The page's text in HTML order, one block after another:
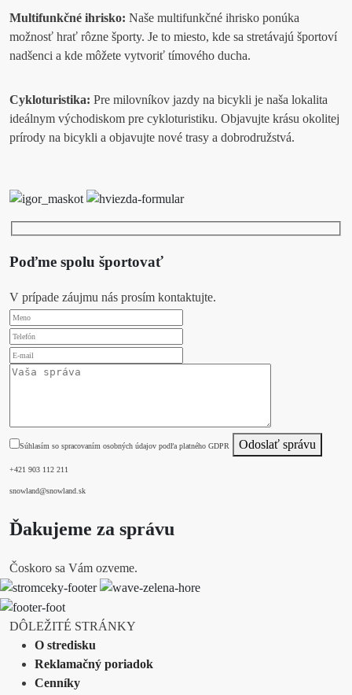
Multifunkčné ihrisko: Naše multifunkčné ihrisko ponúka
možnosť hrať rôzne športy. Je to miesto, kde sa stretávajú športoví
nadšenci a kde môžete vytvoriť tímového ducha.
Cykloturistika: Pre milovníkov jazdy na bicykli je naša lokalita
ideálnym východiskom pre cykloturistiku. Objavujte krásu okolitej
prírody na bicykli a objavujte nové trasy a dobrodružstvá.
Poďme spolu športovať
V prípade záujmu nás prosím kontaktujte.
Súhlasím so spracovaním osobných údajov podľa platného GDPR Odoslať správu
+421 903 112 211
snowland@snowland.sk
Ďakujeme za správu
Čoskoro sa Vám ozveme.
DÔLEŽITÉ STRÁNKY
O stredisku
Reklamačný poriadok
Cenníky